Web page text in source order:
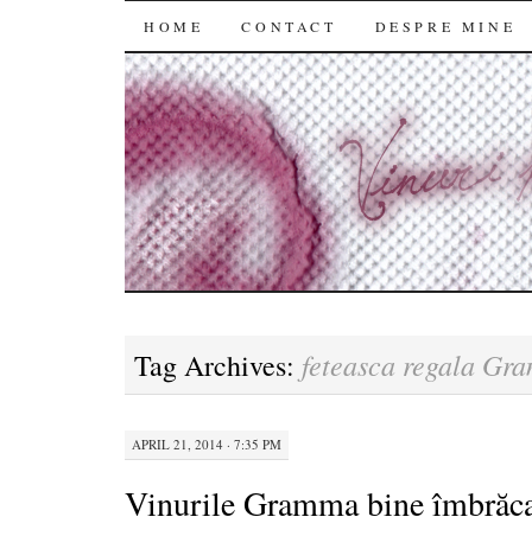
SKIP
TO
CONTENT
HOME CONTACT DESPRE MINE
Tag Archives: feteasca regala
APRIL 21, 2014 · 7:35 PM
Vinurile Gramma bine